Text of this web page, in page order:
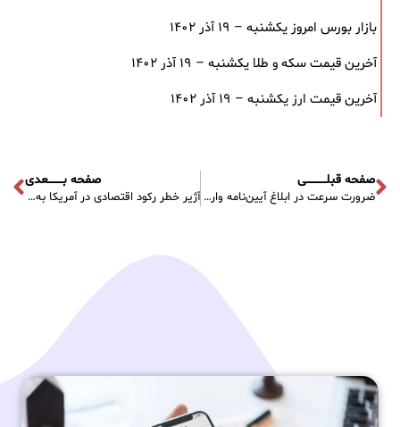
بازار بورس امروز یکشنبه – ۱۹ آذر ۱۴۰۲
آخرین قیمت سکه و طلا یکشنبه – ۱۹ آذر ۱۴۰۲
آخرین قیمت ارز یکشنبه – ۱۹ آذر ۱۴۰۲
صفحه قبلـــــــــــی
ضرورت سرعت در ابلاغ آیین‌نامه واردات خودرو
صفحه بــــــــعدی
آژیر خطر رکود اقتصادی در آمریکا به صدا درآمد